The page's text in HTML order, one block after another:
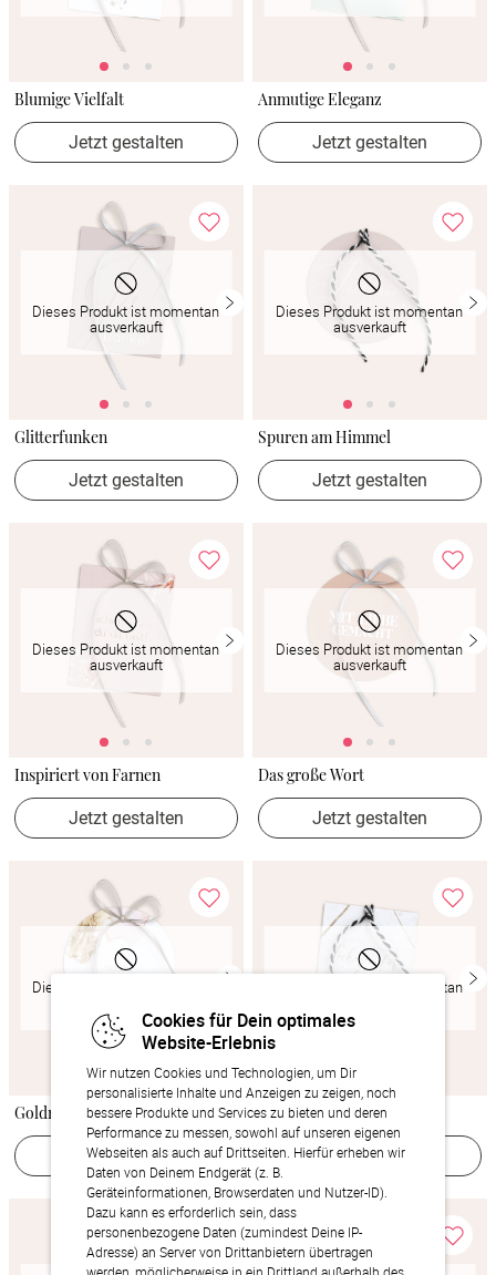
Cookies für Dein optimales
Website-Erlebnis
Wir nutzen Cookies und Technologien, um Dir
personalisierte Inhalte und Anzeigen zu zeigen, noch
bessere Produkte und Services zu bieten und deren
Performance zu messen, sowohl auf unseren eigenen
Webseiten als auch auf Drittseiten. Hierfür erheben wir
Daten von Deinem Endgerät (z. B.
Geräteinformationen, Browserdaten und Nutzer-ID).
Dazu kann es erforderlich sein, dass
personenbezogene Daten (zumindest Deine IP-
Adresse) an Server von Drittanbietern übertragen
Blumige Vielfalt
Jetzt gestalten
Anmutige Eleganz
Jetzt gestalten
Dieses Produkt ist momentan
ausverkauft
Glitterfunken
Jetzt gestalten
Dieses Produkt ist momentan
ausverkauft
Spuren am Himmel
Jetzt gestalten
Dieses Produkt ist momentan
ausverkauft
Inspiriert von Farnen
Jetzt gestalten
Dieses Produkt ist momentan
ausverkauft
Das große Wort
Jetzt gestalten
Dieses Produkt ist momentan
Goldreich
Jetzt gestalten
Dieses Produkt ist momentan
Gold & Marmor
Jetzt gestalten